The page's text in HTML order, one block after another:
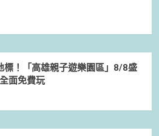
標！「高雄親子遊樂園區」8/8盛
面免費玩